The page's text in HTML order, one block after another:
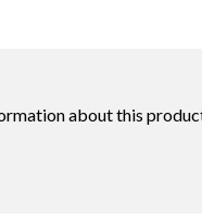
about this